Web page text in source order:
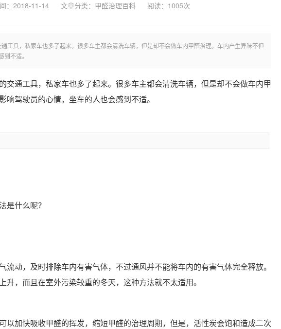
：2018-11-14 文章分类： 甲醛治理百科 阅读： 1005次
工具，私家车也多了起来。很多车主都会清洗车辆，但是却不会做车内甲醛治理。车内产生异味不但
不适。
交通工具，私家车也多了起来。很多车主都会清洗车辆，但是却不会做车内甲
响驾驶员的心情，坐车的人也会感到不适。
是什么呢？
流动，及时排除车内有害气体，不过通风并不能将车内的有害气体完全释放。
升，而且在室外污染较重的冬天，这种方法就不太适用。
以加快吸收甲醛的挥发，缩短甲醛的治理周期，但是，活性炭会饱和造成二次